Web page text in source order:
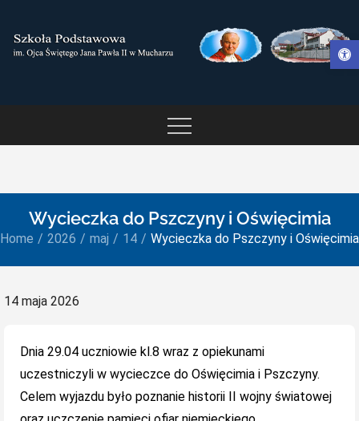
Otwórz pasek narzędzi
content
OJCA ŚWIĘTEGO JANA
Wycieczka do Pszczyny i Oświęcimia
Home 2026 maj 14 Wycieczka do Pszczyny i Oświęcimia
Posted
14 maja 2026
Dnia 29.04 uczniowie kl.8 wraz z opiekunami
uczestniczyli w wycieczce do Oświęcimia i Pszczyny.
Celem wyjazdu było poznanie historii II wojny światowej